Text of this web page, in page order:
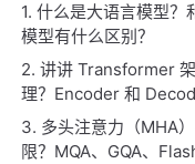
1. 什么是大语言模型？
模型有什么区别？
2. 讲讲 Transformer
理？Encoder 和
3. 多头注意力（MHA
限？MQA、GQA、